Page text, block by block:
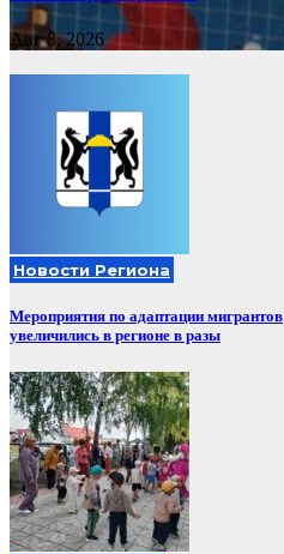
Авг 8, 2026
Новости Региона
Мероприятия по адаптации мигрантов
увеличились в регионе в разы